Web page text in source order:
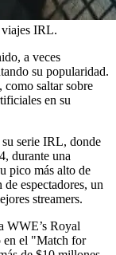
viajes IRL.
a veces
su popularidad.
saltar sobre
en su
su serie IRL, donde
durante una
pico más alto de
espectadores, un
streamers.
WWE’s Royal
en el "Match for